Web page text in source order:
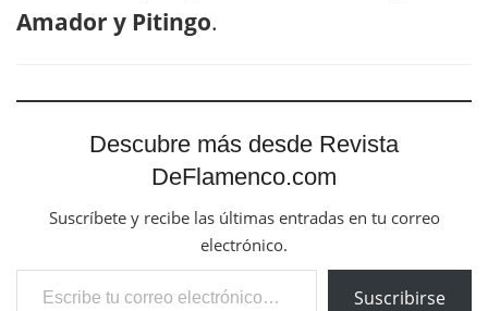
Amador y Pitingo.
Descubre más desde Revista
DeFlamenco.com
Suscríbete y recibe las últimas entradas en tu correo
electrónico.
Escribe tu correo electrónico…
Suscribirse